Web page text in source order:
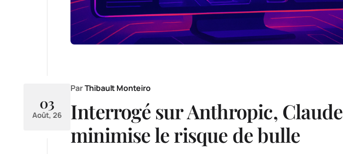
03
Août, 26
Par Thibault Monteiro
Interrogé sur Anthropic, Claude
minimise le risque de bulle